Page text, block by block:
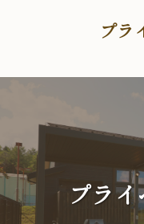
プラ
プラ